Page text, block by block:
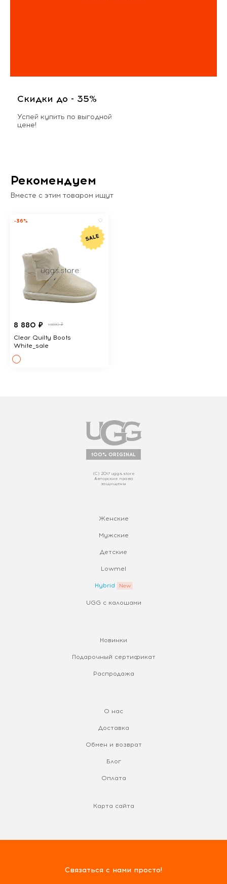
Скидки до - 35%
Успей купить по выгодной
цене!
Рекомендуем
Вместе с этим товаром ищут
-36%
8 880 ₽ 13690 ₽
Clear Quilty Boots
White_sale
100% ORIGINAL
(С) 2017 uggs.store
Авторские права
защищены
Женские
Мужские
Детские
Lowmel
Hybrid
UGG с калошами
Новинки
Подарочный сертификат
Распродажа
О нас
Доставка
Обмен и возврат
Блог
Оплата
Карта сайта
Связаться с нами просто!